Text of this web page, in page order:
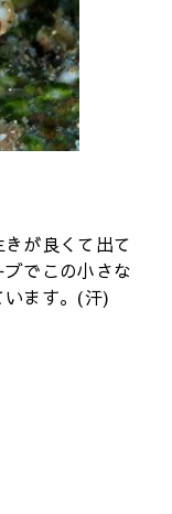
が良くて出て
でこの小さな
います。(汗)